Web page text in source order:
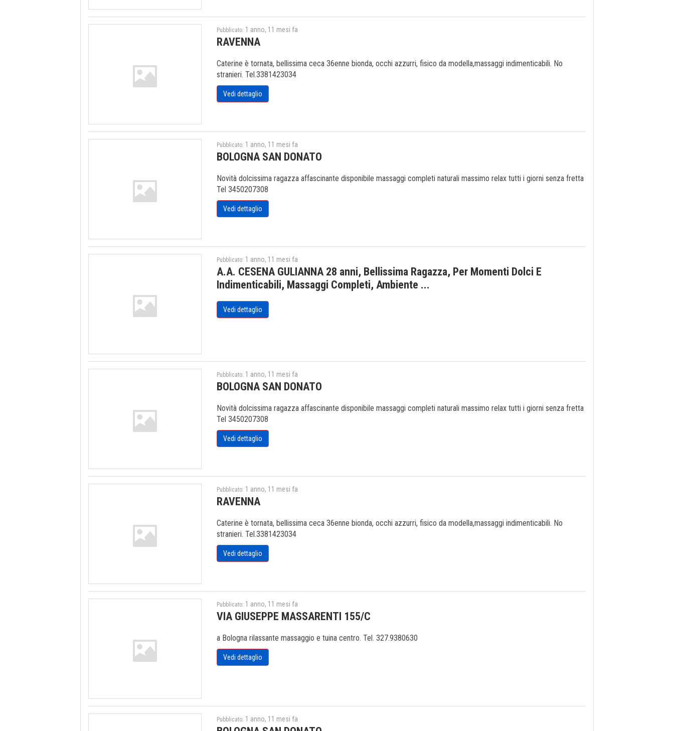
Pubblicato: 1 anno, 11 mesi fa
RAVENNA
Caterine è tornata, bellissima ceca 36enne bionda, occhi azzurri, fisico da modella,massaggi indimenticabili. No
stranieri. Tel.3381423034
Vedi dettaglio
Pubblicato: 1 anno, 11 mesi fa
BOLOGNA SAN DONATO
Novità dolcissima ragazza affascinante disponibile massaggi completi naturali massimo relax tutti i giorni senza fretta
Tel 3450207308
Vedi dettaglio
Pubblicato: 1 anno, 11 mesi fa
A.A. CESENA GULIANNA 28 anni, Bellissima Ragazza, Per Momenti Dolci E
Indimenticabili, Massaggi Completi, Ambiente ...
Vedi dettaglio
Pubblicato: 1 anno, 11 mesi fa
BOLOGNA SAN DONATO
Novità dolcissima ragazza affascinante disponibile massaggi completi naturali massimo relax tutti i giorni senza fretta
Tel 3450207308
Vedi dettaglio
Pubblicato: 1 anno, 11 mesi fa
RAVENNA
Caterine è tornata, bellissima ceca 36enne bionda, occhi azzurri, fisico da modella,massaggi indimenticabili. No
stranieri. Tel.3381423034
Vedi dettaglio
Pubblicato: 1 anno, 11 mesi fa
VIA GIUSEPPE MASSARENTI 155/C
a Bologna rilassante massaggio e tuina centro. Tel. 327.9380630
Vedi dettaglio
Pubblicato: 1 anno, 11 mesi fa